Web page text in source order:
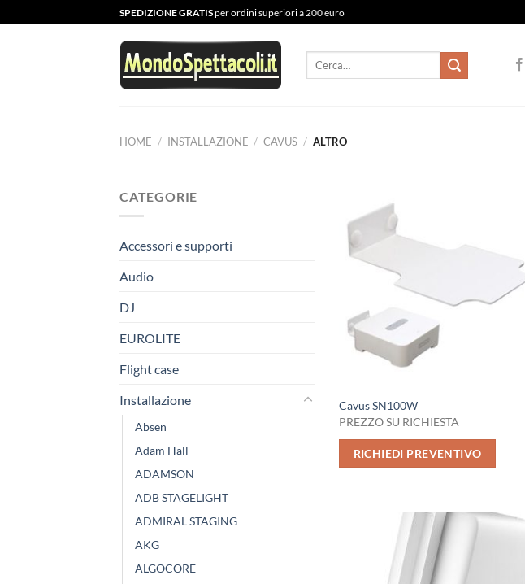
ai
SPEDIZIONE GRATISper ordini superiori a 200 euro
Cerca:
HOME / INSTALLAZIONE / CAVUS / ALTRO
CATEGORIE
Accessori e supporti
Audio
DJ
EUROLITE
Flight case
Installazione
Absen
Adam Hall
ADAMSON
ADB STAGELIGHT
ADMIRAL STAGING
AKG
ALGOCORE
Cavus SN100W
PREZZO SU RICHIESTA
RICHIEDI PREVENTIVO